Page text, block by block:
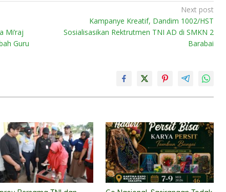
Mi’raj
Guru
Next post
Kampanye Kreatif, Dandim 1002/HST
Sosialisasikan Rektrutmen TNI AD di SMKN 2
Barabai